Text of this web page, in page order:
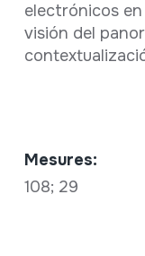
electrónicos
visión del
Mesures:
108; 29